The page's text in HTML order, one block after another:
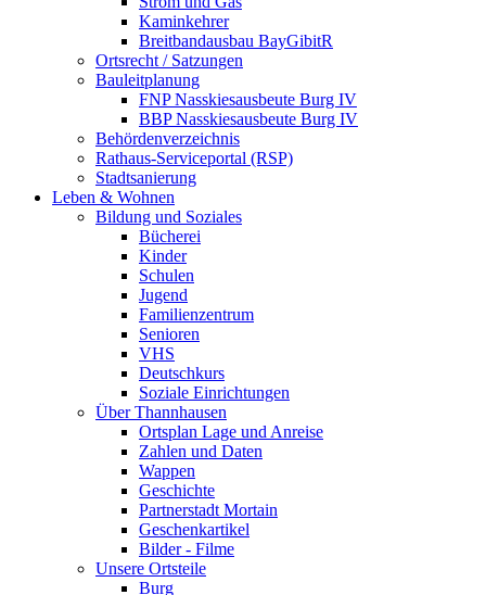
Kaminkehrer
Breitbandausbau BayGibitR
Ortsrecht / Satzungen
Bauleitplanung
FNP Nasskiesausbeute Burg IV
BBP Nasskiesausbeute Burg IV
Behördenverzeichnis
Rathaus-Serviceportal (RSP)
Stadtsanierung
Leben & Wohnen
Bildung und Soziales
Bücherei
Kinder
Schulen
Jugend
Familienzentrum
Senioren
VHS
Deutschkurs
Soziale Einrichtungen
Über Thannhausen
Ortsplan Lage und Anreise
Zahlen und Daten
Wappen
Geschichte
Partnerstadt Mortain
Geschenkartikel
Bilder - Filme
Unsere Ortsteile
Burg